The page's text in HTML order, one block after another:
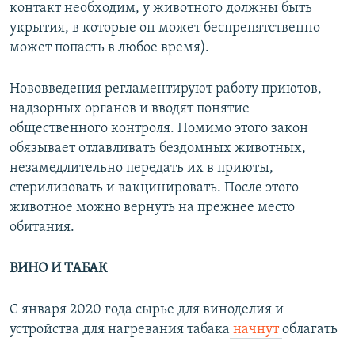
контакт необходим, у животного должны быть
укрытия, в которые он может беспрепятственно
может попасть в любое время).
Нововведения регламентируют работу приютов,
надзорных органов и вводят понятие
общественного контроля. Помимо этого закон
обязывает отлавливать бездомных животных,
незамедлительно передать их в приюты,
стерилизовать и вакцинировать. После этого
животное можно вернуть на прежнее место
обитания.
ВИНО И ТАБАК
С января 2020 года сырье для виноделия и
устройства для нагревания табака начнутоблагать